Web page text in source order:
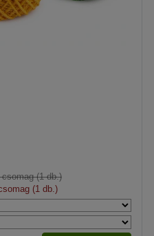
(1 db.)
(1 db.)